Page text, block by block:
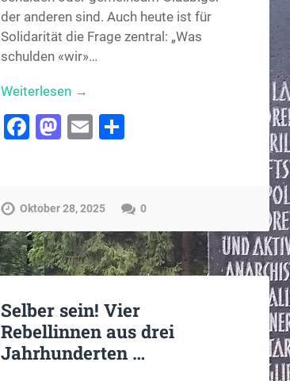
der anderen sind. Auch heute ist für
Solidarität die Frage zentral: „Was
schulden «wir»…
Weiterlesen →
Facebook
Mastodon
EmailTeilen
Oktober 28, 2025 0
Selber sein! Vier
Rebellinnen aus drei
Jahrhunderten …